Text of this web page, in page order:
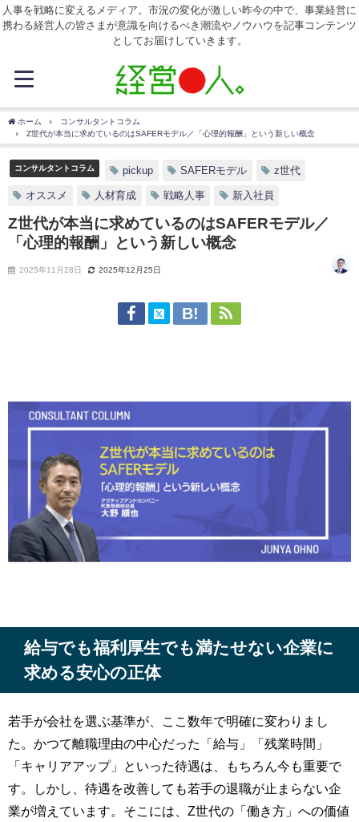
人事を戦略に変えるメディア。市況の変化が激しい昨今の中で、事業経営に
携わる経営人の皆さまが意識を向けるべき潮流やノウハウを記事コンテンツ
としてお届けしていきます。
ホーム
コンサルタントコラム
Z世代が本当に求めているのはSAFERモデル／「心理的報酬」という新しい概念
コンサルタントコラム pickup SAFERモデル z世代
オススメ 人材育成 戦略人事 新入社員
Z世代が本当に求めているのはSAFERモデル／
「心理的報酬」という新しい概念
2025年11月28日 2025年12月25日
給与でも福利厚生でも満たせない企業に
求める安心の正体
若手が会社を選ぶ基準が、ここ数年で明確に変わりまし
た。かつて離職理由の中心だった「給与」「残業時間」
「キャリアアップ」といった待遇は、もちろん今も重要で
す。しかし、待遇を改善しても若手の退職が止まらない企
業が増えています。そこには、Z世代の「働き方」への価値